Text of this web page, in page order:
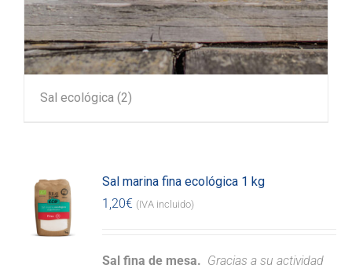
Sal ecológica (2)
Sal marina fina ecológica 1 kg
1,20€ (IVA incluido)
Sal fina de mesa. Gracias a su actividad